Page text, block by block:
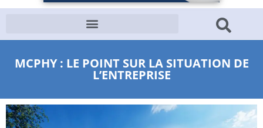
MCPHY : LE POINT SUR LA SITUATION DE
L’ENTREPRISE